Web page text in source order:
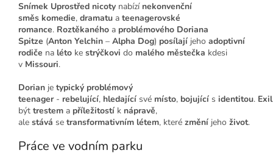
Snímek Uprostřed nicoty nabízí nekonvenční
směs komedie, dramatu a teenagerovské
romance. Roztěkaného a problémového Doriana
Spitze (Anton Yelchin – Alpha Dog) posílají jeho adoptivní
rodiče na léto ke strýčkovi do malého městečka kdesi
v Missouri.
Dorian je typický problémový
teenager - rebelující, hledající své místo, bojující s identitou. Exil
být trestem a příležitostí k nápravě,
ale stává se transformativním létem, které změní jeho život.
Práce ve vodním parku